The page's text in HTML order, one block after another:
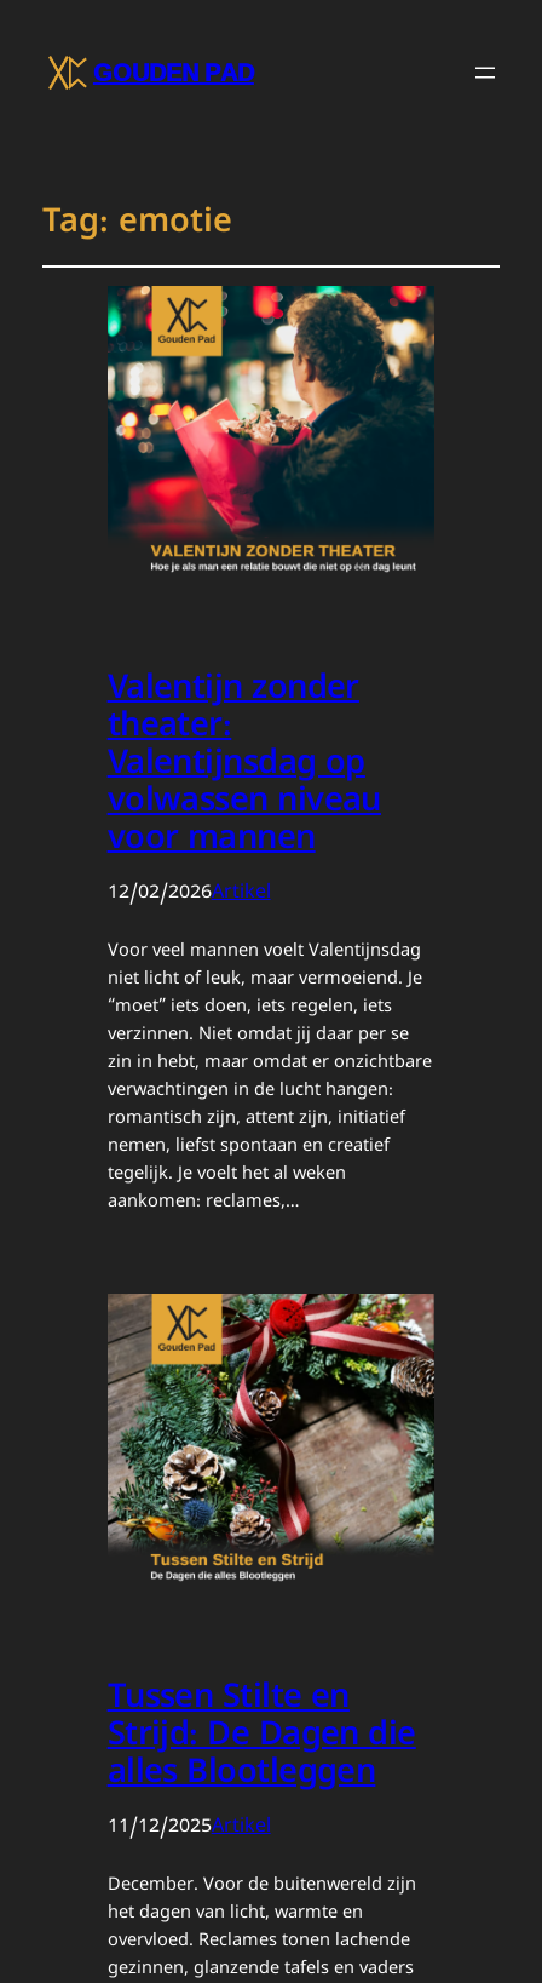
GOUDEN PAD
Tag: emotie
Valentijn zonder
theater:
Valentijnsdag op
volwassen niveau
voor mannen
12/02/2026Artikel
Voor veel mannen voelt Valentijnsdag
niet licht of leuk, maar vermoeiend. Je
“moet” iets doen, iets regelen, iets
verzinnen. Niet omdat jij daar per se
zin in hebt, maar omdat er onzichtbare
verwachtingen in de lucht hangen:
romantisch zijn, attent zijn, initiatief
nemen, liefst spontaan en creatief
tegelijk. Je voelt het al weken
aankomen: reclames,…
Tussen Stilte en
Strijd: De Dagen die
alles Blootleggen
11/12/2025Artikel
December. Voor de buitenwereld zijn
het dagen van licht, warmte en
overvloed. Reclames tonen lachende
gezinnen, glanzende tafels en vaders